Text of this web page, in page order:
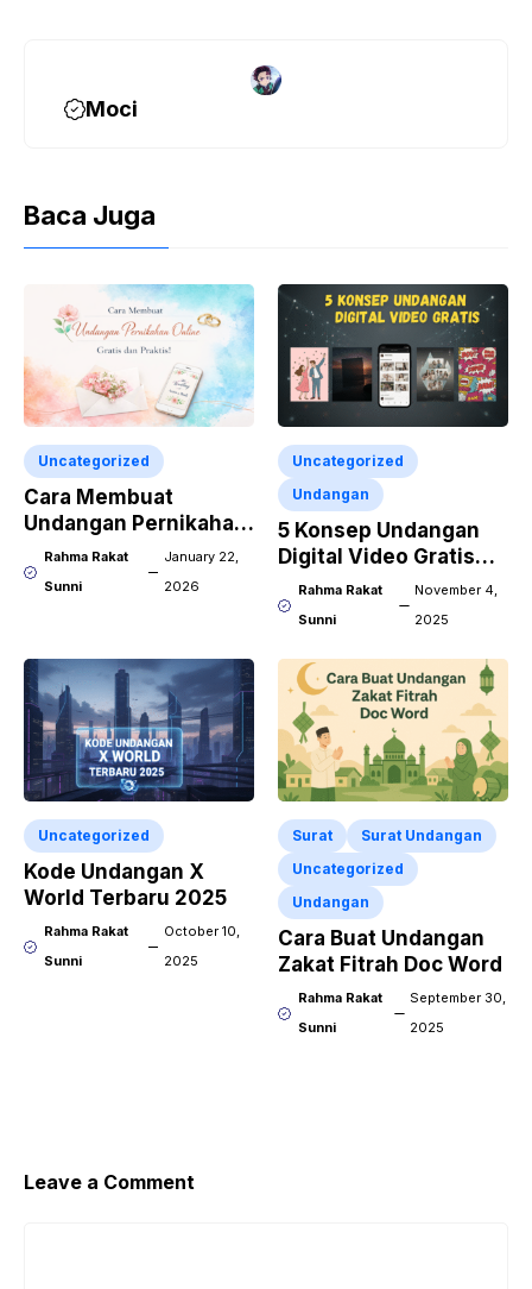
Moci
Baca Juga
Uncategorized
Cara Membuat
Undangan Pernikahan
Online Gratis dan
Praktis!
Rahma Rakat
Sunni
January 22,
2026
Uncategorized
Undangan
5 Konsep Undangan
Digital Video Gratis
Wajib Dicoba!
Rahma Rakat
Sunni
November 4,
2025
Uncategorized
Kode Undangan X
World Terbaru 2025
Rahma Rakat
Sunni
October 10,
2025
Surat
Surat Undangan
Uncategorized
Undangan
Cara Buat Undangan
Zakat Fitrah Doc Word
Rahma Rakat
Sunni
September 30,
2025
Leave a Comment